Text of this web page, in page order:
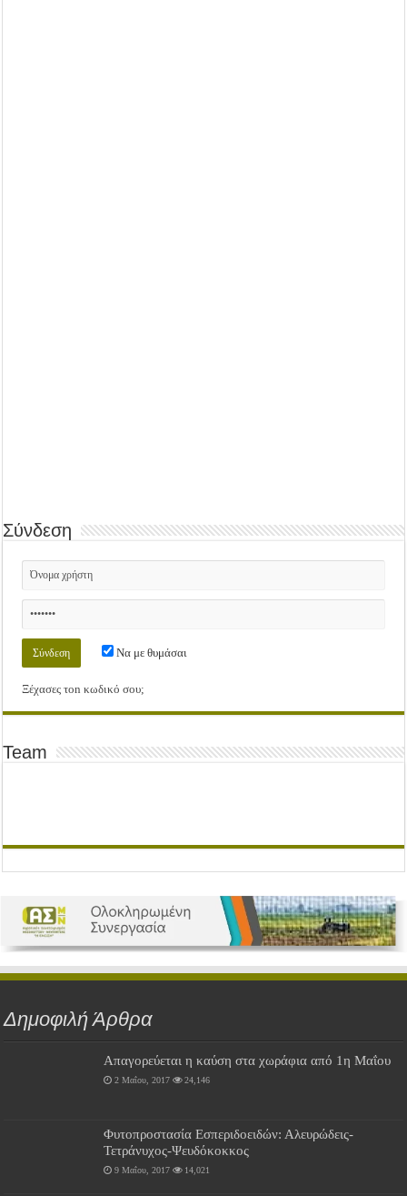
Σύνδεση
Να με θυμάσαι
Ξέχασες τοn κωδικό σου;
Team
Δημοφιλή Άρθρα
Απαγορεύεται η καύση στα χωράφια από 1η Μαΐου
2 Μαΐου, 2017 24,146
Φυτοπροστασία Εσπεριδοειδών: Αλευρώδεις-
Τετράνυχος-Ψευδόκοκκος
9 Μαΐου, 2017 14,021